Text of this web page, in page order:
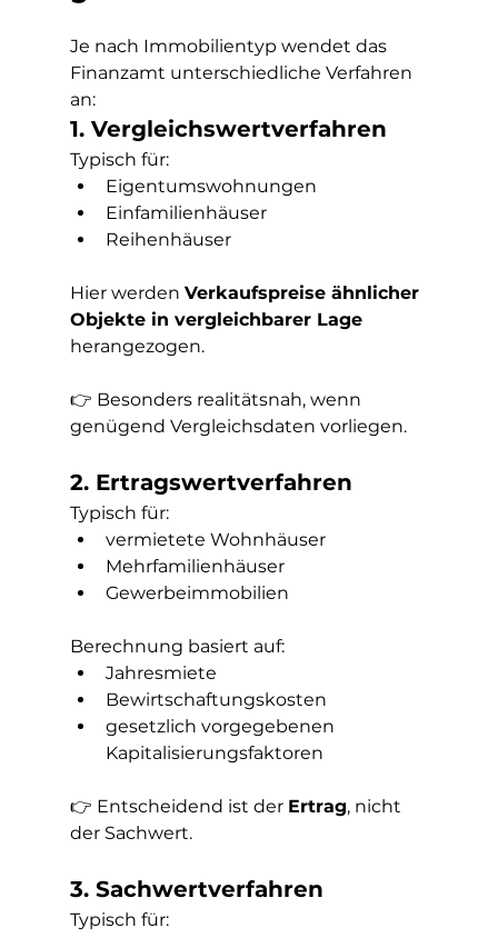
Je nach Immobilientyp wendet das
Finanzamt unterschiedliche Verfahren
an:
1. Vergleichswertverfahren
Typisch für:
Eigentumswohnungen
Einfamilienhäuser
Reihenhäuser
Hier werden Verkaufspreise ähnlicher
Objekte in vergleichbarer Lage
herangezogen.
👉 Besonders realitätsnah, wenn
genügend Vergleichsdaten vorliegen.
2. Ertragswertverfahren
Typisch für:
vermietete Wohnhäuser
Mehrfamilienhäuser
Gewerbeimmobilien
Berechnung basiert auf:
Jahresmiete
Bewirtschaftungskosten
gesetzlich vorgegebenen
Kapitalisierungsfaktoren
👉 Entscheidend ist der Ertrag, nicht
der Sachwert.
3. Sachwertverfahren
Typisch für: